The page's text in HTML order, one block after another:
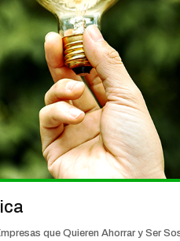
que Quieren Ahorrar y Ser